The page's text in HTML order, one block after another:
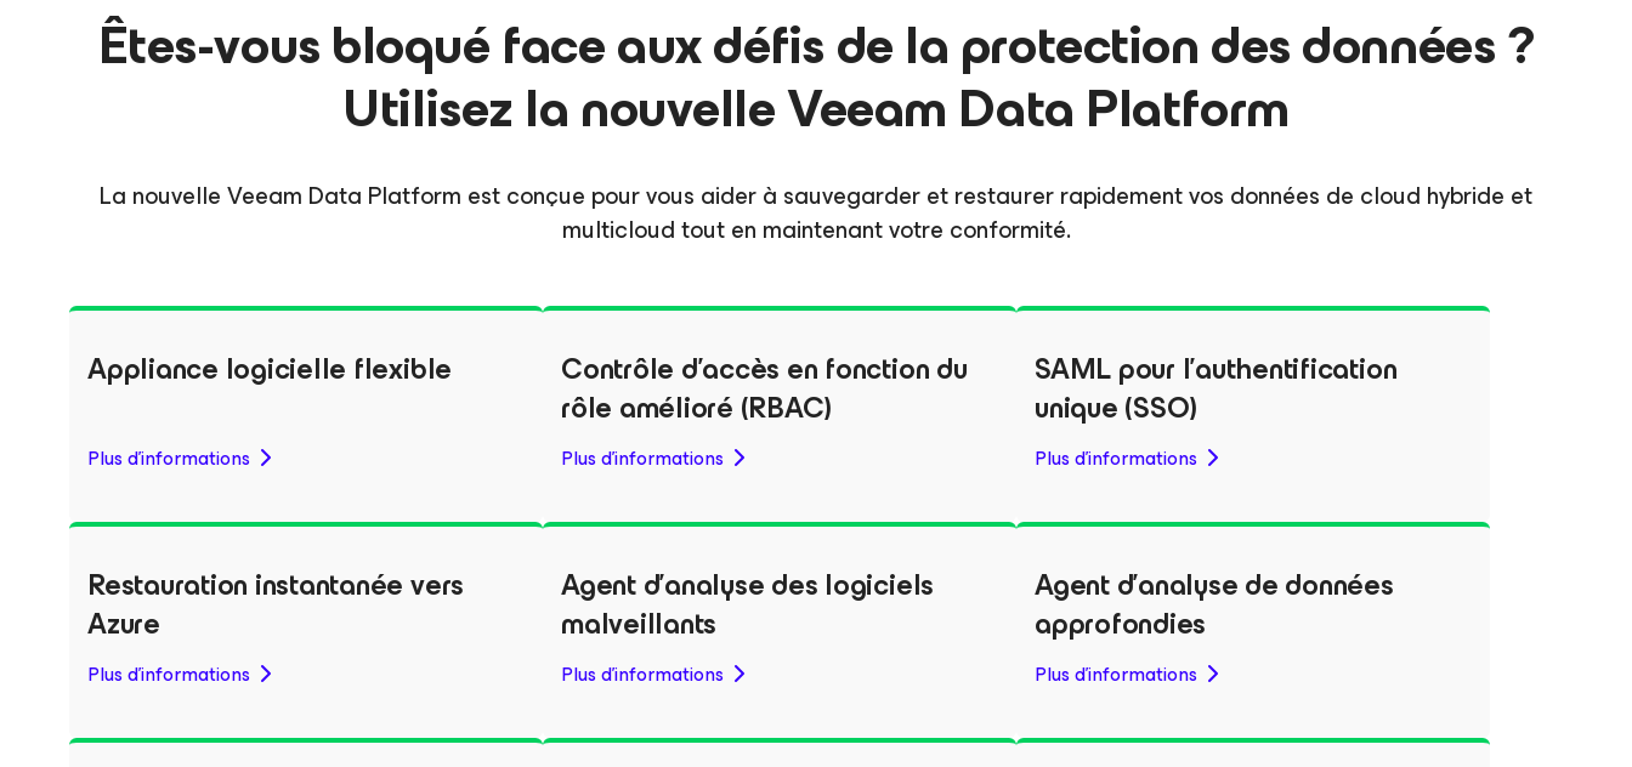
Êtes-vous bloqué face aux défis de la protection des données ?
Utilisez la nouvelle Veeam Data Platform
La nouvelle Veeam Data Platform est conçue pour vous aider à sauvegarder et restaurer rapidement vos données de cloud hybride et
multicloud tout en maintenant votre conformité.
Appliance logicielle flexible
Plus d'informations
Contrôle d'accès en fonction du
rôle amélioré (RBAC)
Plus d'informations
SAML pour l’authentification
unique (SSO)
Plus d'informations
Restauration instantanée vers
Azure
Plus d'informations
Agent d’analyse des logiciels
malveillants
Plus d'informations
Agent d’analyse de données
approfondies
Plus d'informations